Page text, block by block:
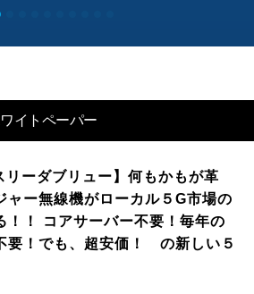
イトペーパー
リーダブリュー】何もかもが革
ャー無線機がローカル５G市場の
！！ コアサーバー不要！毎年の
要！でも、超安価！ の新しい５